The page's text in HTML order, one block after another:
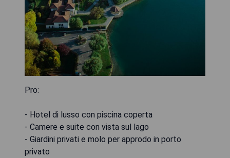
Pro:
- Hotel di lusso con piscina coperta
- Camere e suite con vista sul lago
- Giardini privati e molo per approdo in porto
privato